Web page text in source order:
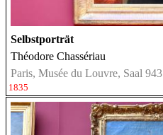
Selbstporträt
Théodore Chassériau
Paris, Musée du Louvre, Saal 943
1835